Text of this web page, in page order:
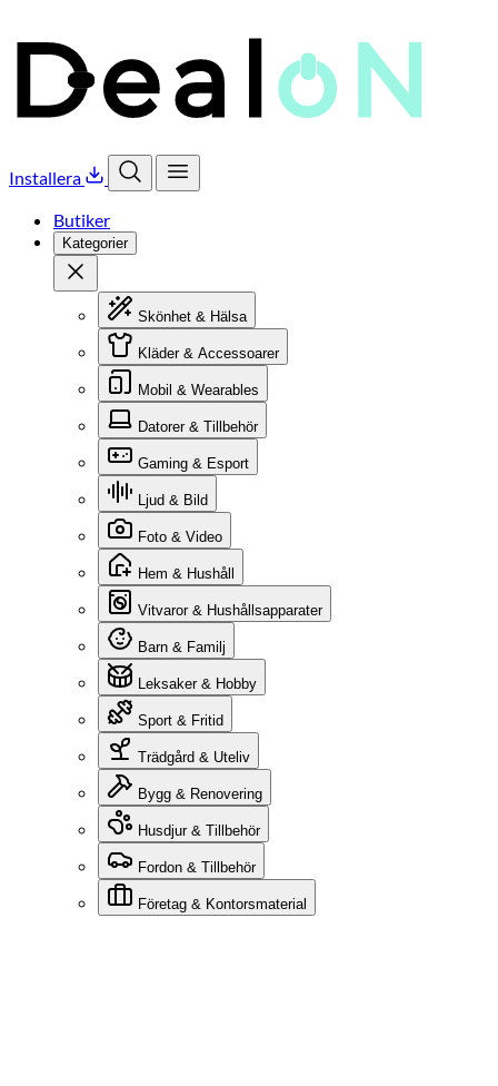
Installera
Öppna sökÖppna meny
Butiker
Kategorier
Stäng
Skönhet & Hälsa
Kläder & Accessoarer
Mobil & Wearables
Datorer & Tillbehör
Gaming & Esport
Ljud & Bild
Foto & Video
Hem & Hushåll
Vitvaror & Hushållsapparater
Barn & Familj
Leksaker & Hobby
Sport & Fritid
Trädgård & Uteliv
Bygg & Renovering
Husdjur & Tillbehör
Fordon & Tillbehör
Företag & Kontorsmaterial